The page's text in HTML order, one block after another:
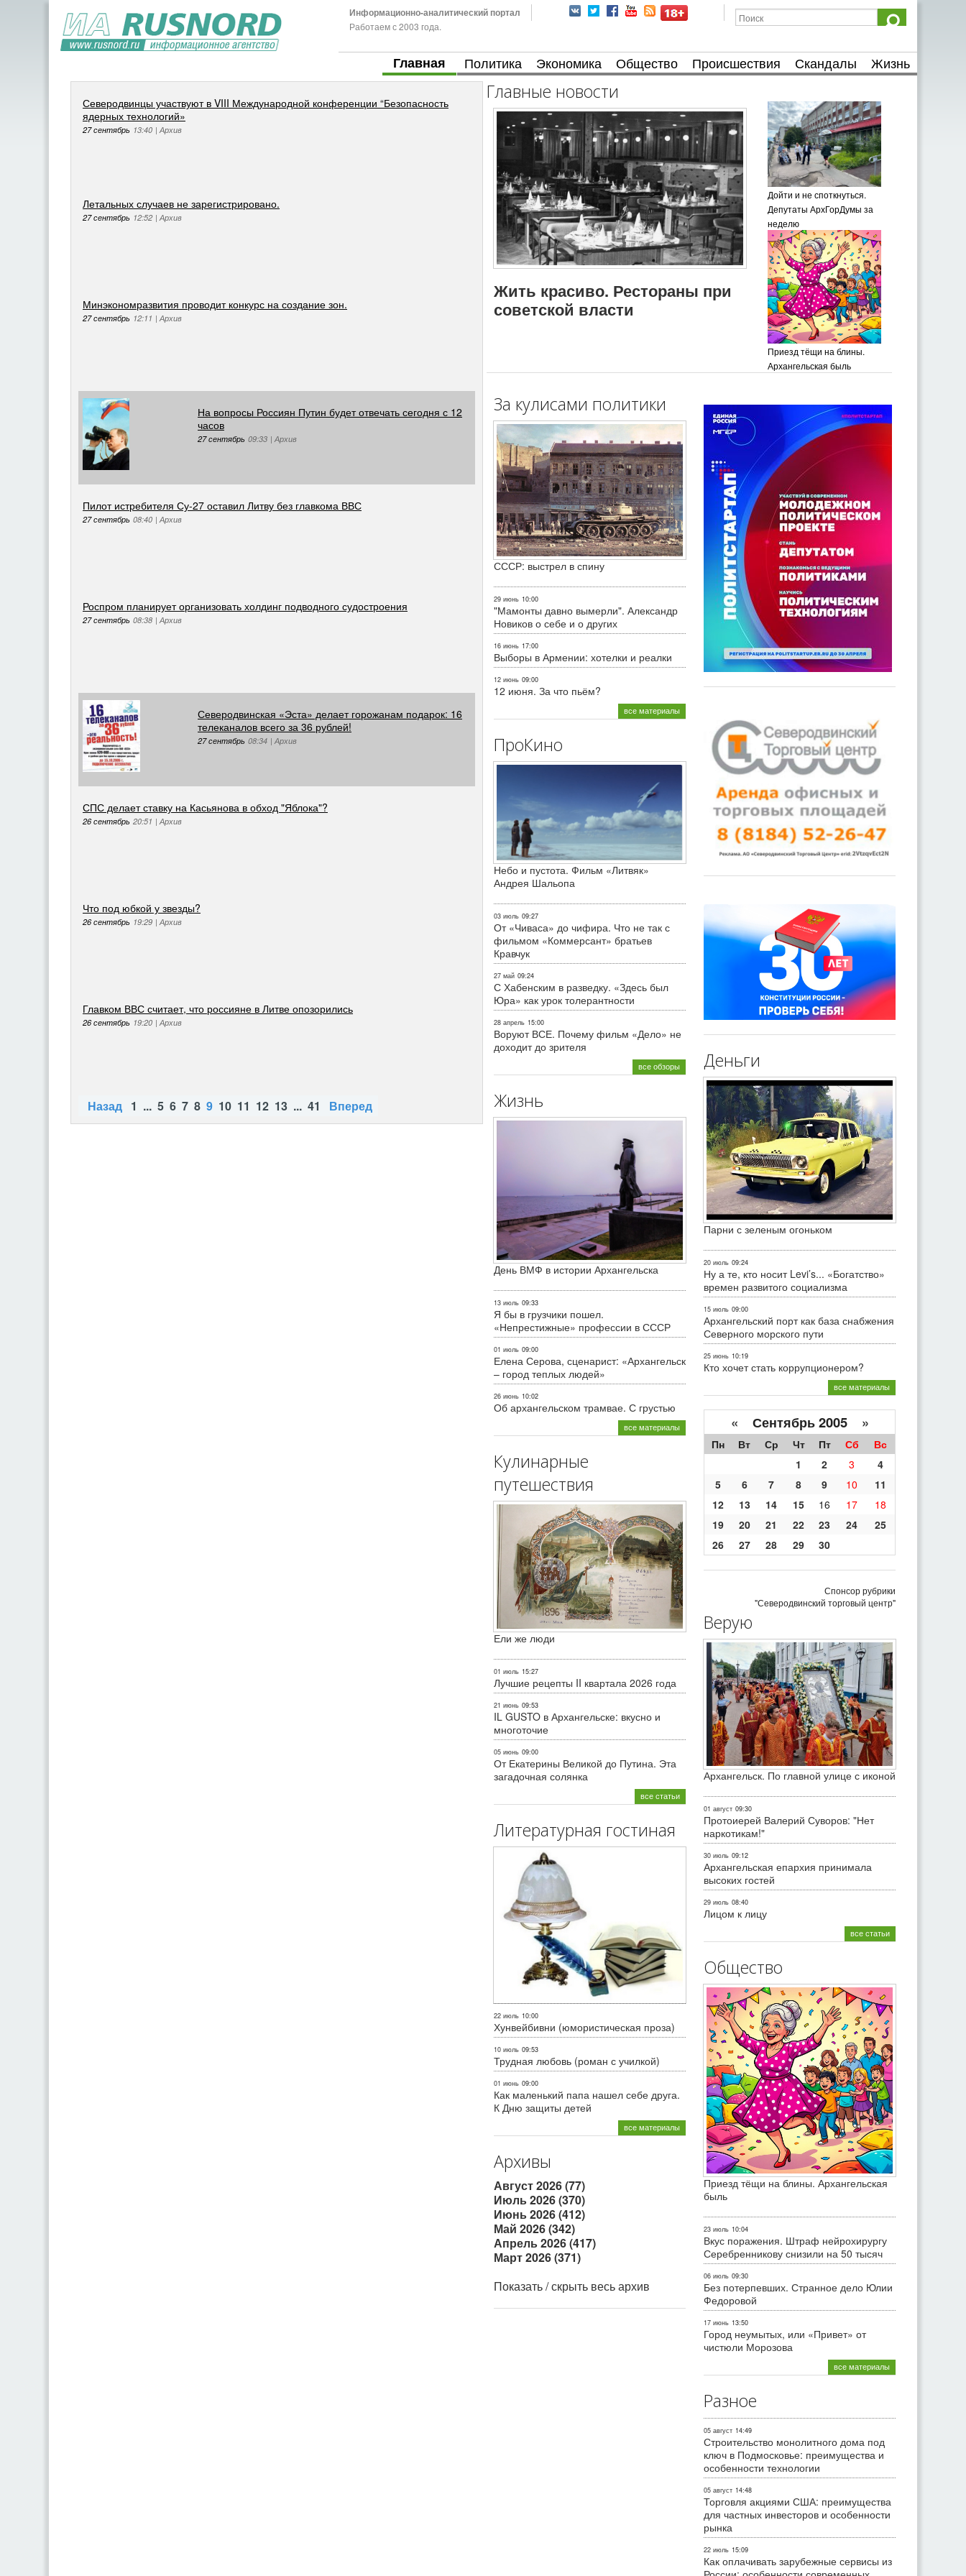
Информационно-аналитический портал
Работаем с 2003 года.
Главная Политика Экономика Общество Происшествия Скандалы Жизнь
Северодвинцы участвуют в VIII Международной конференции “Безопасность
ядерных технологий»
27 сентябрь 13:40 |Архив
Летальных случаев не зарегистрировано.
27 сентябрь 12:52 |Архив
Минэкономразвития проводит конкурс на создание зон.
27 сентябрь 12:11 |Архив
На вопросы Россиян Путин будет отвечать сегодня с 12
часов
27 сентябрь 09:33 |Архив
Пилот истребителя Су-27 оставил Литву без главкома ВВС
27 сентябрь 08:40 |Архив
Роспром планирует организовать холдинг подводного судостроения
27 сентябрь 08:38 |Архив
Северодвинская «Эста» делает горожанам подарок: 16
телеканалов всего за 36 рублей!
27 сентябрь 08:34 |Архив
СПС делает ставку на Касьянова в обход "Яблока"?
26 сентябрь 20:51 |Архив
Что под юбкой у звезды?
26 сентябрь 19:29 |Архив
Главком ВВС считает, что россияне в Литве опозорились
26 сентябрь 19:20 |Архив
Назад 1 ... 5 6 7 8 9 10 11 12 13 ... 41 Вперед
Главные новости
Жить красиво. Рестораны при
советской власти
Дойти и не споткнуться.
Депутаты АрхГорДумы за
неделю
Приезд тёщи на блины.
Архангельская быль
За кулисами политики
СССР: выстрел в спину
29 июнь 10:00
"Мамонты давно вымерли". Александр
Новиков о себе и о других
16 июнь 17:00
Выборы в Армении: хотелки и реалки
12 июнь 09:00
12 июня. За что пьём?
все материалы
ПроКино
Небо и пустота. Фильм «Литвяк»
Андрея Шальопа
03 июль 09:27
От «Чиваса» до чифира. Что не так с
фильмом «Коммерсант» братьев
Кравчук
27 май 09:24
С Хабенским в разведку. «Здесь был
Юра» как урок толерантности
28 апрель 15:00
Воруют ВСЕ. Почему фильм «Дело» не
доходит до зрителя
все обзоры
Жизнь
День ВМФ в истории Архангельска
13 июль 09:33
Я бы в грузчики пошел.
«Непрестижные» профессии в СССР
01 июль 09:00
Елена Серова, сценарист: «Архангельск
– город теплых людей»
26 июнь 10:02
Об архангельском трамвае. С грустью
все материалы
Кулинарные
путешествия
Ели же люди
01 июль 15:27
Лучшие рецепты II квартала 2026 года
21 июнь 09:53
IL GUSTO в Архангельске: вкусно и
многоточие
05 июнь 09:00
От Екатерины Великой до Путина. Эта
загадочная солянка
все статьи
Литературная гостиная
22 июль 10:00
Хунвейбивни (юмористическая проза)
10 июль 09:53
Трудная любовь (роман с училкой)
01 июнь 09:00
Как маленький папа нашел себе друга.
К Дню защиты детей
все материалы
Архивы
Август 2026 (77)
Июль 2026 (370)
Июнь 2026 (412)
Май 2026 (342)
Апрель 2026 (417)
Март 2026 (371)
Показать / скрыть весь архив
Деньги
Парни с зеленым огоньком
20 июль 09:24
Ну а те, кто носит Levi’s... «Богатство»
времен развитого социализма
15 июль 09:00
Архангельский порт как база снабжения
Северного морского пути
25 июнь 10:19
Кто хочет стать коррупционером?
все материалы
« Сентябрь 2005 »
Пн Вт Ср Чт Пт Сб
Вс
1
2 3
4
5
6 7 8 9 10
11
12
13 14 15 16 17
18
19
20 21 22 23 24
25
26
27 28 29 30
Спонсор рубрики
"Северодвинский торговый центр"
Верую
Архангельск. По главной улице с иконой
01 август 09:30
Протоиерей Валерий Суворов: "Нет
наркотикам!"
30 июль 09:12
Архангельская епархия принимала
высоких гостей
29 июль 08:40
Лицом к лицу
все статьи
Общество
Приезд тёщи на блины. Архангельская
быль
23 июль 10:04
Вкус поражения. Штраф нейрохирургу
Серебренникову снизили на 50 тысяч
06 июль 09:30
Без потерпевших. Странное дело Юлии
Федоровой
17 июнь 13:50
Город неумытых, или «Привет» от
чистюли Морозова
все материалы
Разное
05 август 14:49
Строительство монолитного дома под
ключ в Подмосковье: преимущества и
особенности технологии
05 август 14:48
Торговля акциями США: преимущества
для частных инвесторов и особенности
рынка
22 июль 15:09
Как оплачивать зарубежные сервисы из